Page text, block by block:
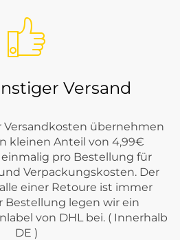
Versand
Versandkosten übernehmen
kleinen Anteil von 4,99€
pro Bestellung für
Verpackungskosten. Der
einer Retoure ist immer
Bestellung legen wir ein
von DHL bei. ( Innerhalb
DE )